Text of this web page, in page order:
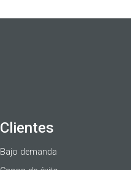
Clientes
Bajo demanda